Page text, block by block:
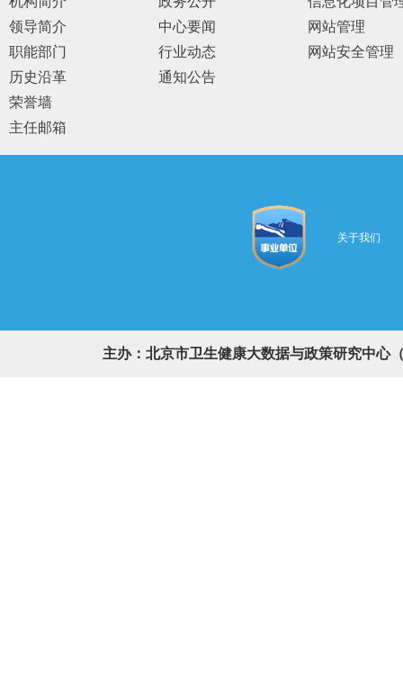
领导简介
职能部门
历史沿革
荣誉墙
主任邮箱
中心要闻
行业动态
通知公告
网站管理
网站安全管理
关于我们
主办：北京市卫生健康大数据与政策研究中心